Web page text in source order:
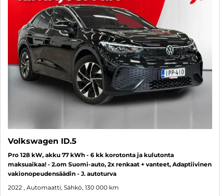
Volkswagen ID.5
Pro 128 kW, akku 77 kWh - 6 kk korotonta ja kulutonta
maksuaikaa! - 2.om Suomi-auto, 2x renkaat + vanteet, Adaptiivinen
vakionopeudensäädin - J. autoturva
2022 , Automaatti, Sähkö, 130 000 km